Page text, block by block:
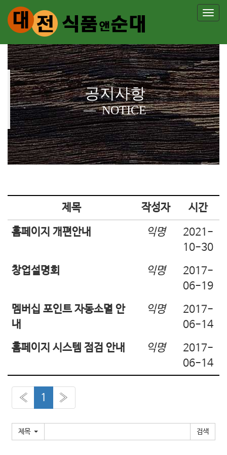
T
g
g
l
e
n
a
v
i
g
t
o
n
공지사항
NOTICE
제목 작성자
시간
홈페이지 개편안내
익명
2021-
10-30
창업설명회
익명
2017-
06-19
멤버십 포인트 자동소멸 안
내
익명
2017-
06-14
홈페이지 시스템 점검 안내
익명
2017-
06-14
« 1 »
제목